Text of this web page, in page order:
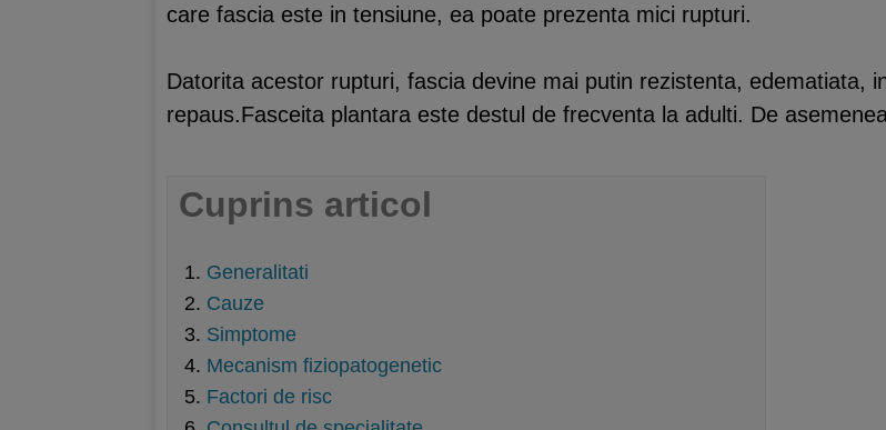
care fascia este in tensiune, ea poate prezenta mici rupturi.
Datorita acestor rupturi, fascia devine mai putin rezistenta, edematiata,
repaus.Fasceita plantara este destul de frecventa la adulti. De
Cuprins articol
Generalitati
Cauze
Simptome
Mecanism fiziopatogenetic
Factori de risc